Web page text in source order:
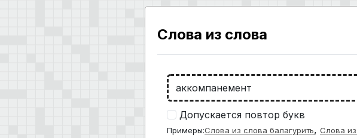
Слова из слова
Допускается повтор букв
Примеры:Слова из слова балагурить, Слова